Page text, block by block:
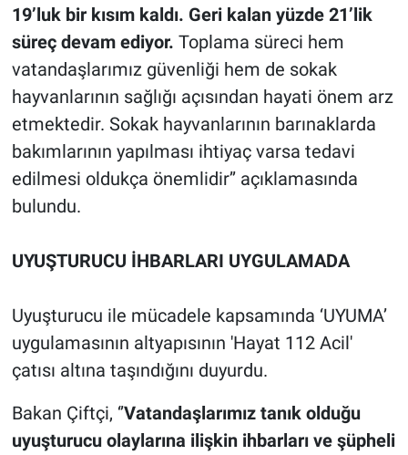
19’luk bir kısım kaldı. Geri kalan yüzde 21’lik
süreç devam ediyor. Toplama süreci hem
vatandaşlarımız güvenliği hem de sokak
hayvanlarının sağlığı açısından hayati önem arz
etmektedir. Sokak hayvanlarının barınaklarda
bakımlarının yapılması ihtiyaç varsa tedavi
edilmesi oldukça önemlidir’’ açıklamasında
bulundu.
UYUŞTURUCU İHBARLARI UYGULAMADA
Uyuşturucu ile mücadele kapsamında ‘UYUMA’
uygulamasının altyapısının 'Hayat 112 Acil'
çatısı altına taşındığını duyurdu.
Bakan Çiftçi, ‘’Vatandaşlarımız tanık olduğu
uyuşturucu olaylarına ilişkin ihbarları ve şüpheli